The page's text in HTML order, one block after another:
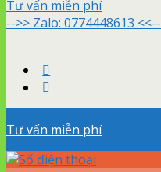
Tư vấn miễn phí
-->> Zalo: 0774448613 <<--
Tư vấn miễn phí